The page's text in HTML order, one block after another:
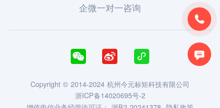


企微一对一咨询
  
Copyright © 2014-2024 杭州今元标矩科技有限公司
浙ICP备14020695号-2